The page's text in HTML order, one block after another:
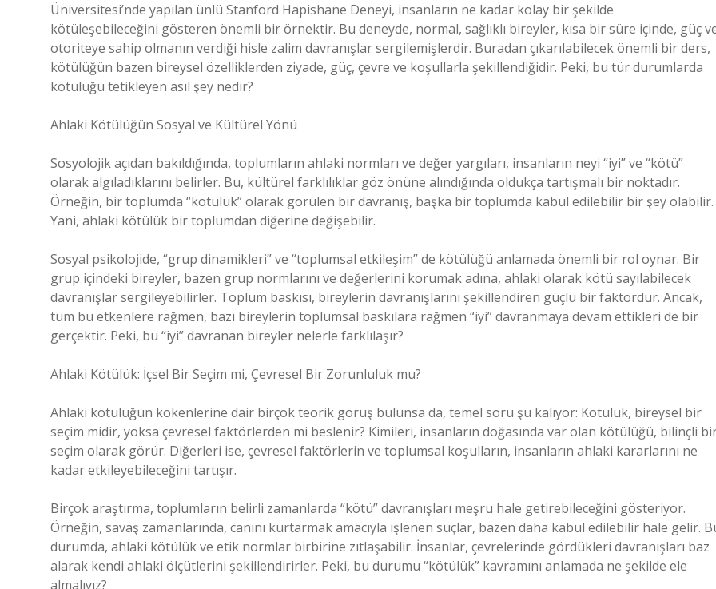
Üniversitesi’nde yapılan ünlü Stanford Hapishane Deneyi, insanların ne kadar kolay bir şekilde
kötüleşebileceğini gösteren önemli bir örnektir. Bu deneyde, normal, sağlıklı bireyler, kısa bir süre içinde, güç
otoriteye sahip olmanın verdiği hisle zalim davranışlar sergilemişlerdir. Buradan çıkarılabilecek önemli bir ders,
kötülüğün bazen bireysel özelliklerden ziyade, güç, çevre ve koşullarla şekillendiğidir. Peki, bu tür durumlarda
kötülüğü tetikleyen asıl şey nedir?
Ahlaki Kötülüğün Sosyal ve Kültürel Yönü
Sosyolojik açıdan bakıldığında, toplumların ahlaki normları ve değer yargıları, insanların neyi “iyi” ve “kötü”
olarak algıladıklarını belirler. Bu, kültürel farklılıklar göz önüne alındığında oldukça tartışmalı bir noktadır.
Örneğin, bir toplumda “kötülük” olarak görülen bir davranış, başka bir toplumda kabul edilebilir bir şey olabilir.
Yani, ahlaki kötülük bir toplumdan diğerine değişebilir.
Sosyal psikolojide, “grup dinamikleri” ve “toplumsal etkileşim” de kötülüğü anlamada önemli bir rol oynar. Bir
grup içindeki bireyler, bazen grup normlarını ve değerlerini korumak adına, ahlaki olarak kötü sayılabilecek
davranışlar sergileyebilirler. Toplum baskısı, bireylerin davranışlarını şekillendiren güçlü bir faktördür. Ancak,
tüm bu etkenlere rağmen, bazı bireylerin toplumsal baskılara rağmen “iyi” davranmaya devam ettikleri de bir
gerçektir. Peki, bu “iyi” davranan bireyler nelerle farklılaşır?
Ahlaki Kötülük: İçsel Bir Seçim mi, Çevresel Bir Zorunluluk mu?
Ahlaki kötülüğün kökenlerine dair birçok teorik görüş bulunsa da, temel soru şu kalıyor: Kötülük, bireysel bir
seçim midir, yoksa çevresel faktörlerden mi beslenir? Kimileri, insanların doğasında var olan kötülüğü, bilinçli
seçim olarak görür. Diğerleri ise, çevresel faktörlerin ve toplumsal koşulların, insanların ahlaki kararlarını ne
kadar etkileyebileceğini tartışır.
Birçok araştırma, toplumların belirli zamanlarda “kötü” davranışları meşru hale getirebileceğini gösteriyor.
Örneğin, savaş zamanlarında, canını kurtarmak amacıyla işlenen suçlar, bazen daha kabul edilebilir hale gelir.
durumda, ahlaki kötülük ve etik normlar birbirine zıtlaşabilir. İnsanlar, çevrelerinde gördükleri davranışları baz
alarak kendi ahlaki ölçütlerini şekillendirirler. Peki, bu durumu “kötülük” kavramını anlamada ne şekilde ele
almalıyız?